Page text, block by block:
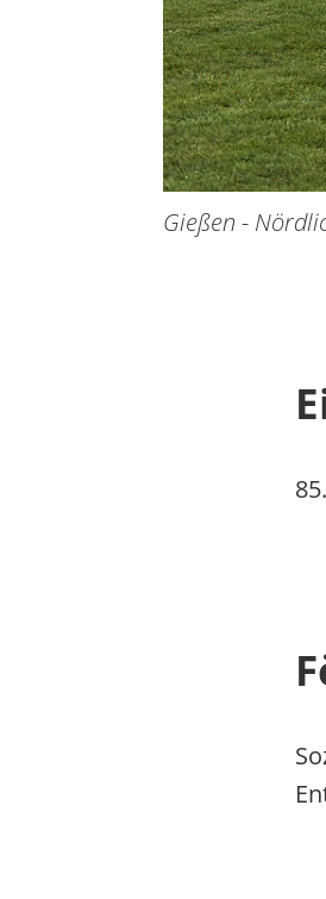
Gießen -